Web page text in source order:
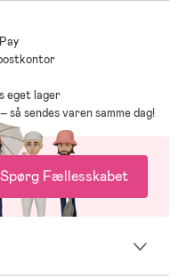
eget lager
så sendes varen samme dag!
Spørg Fællesskabet